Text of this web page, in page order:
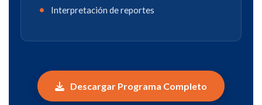
Interpretación de reportes
Descargar Programa Completo